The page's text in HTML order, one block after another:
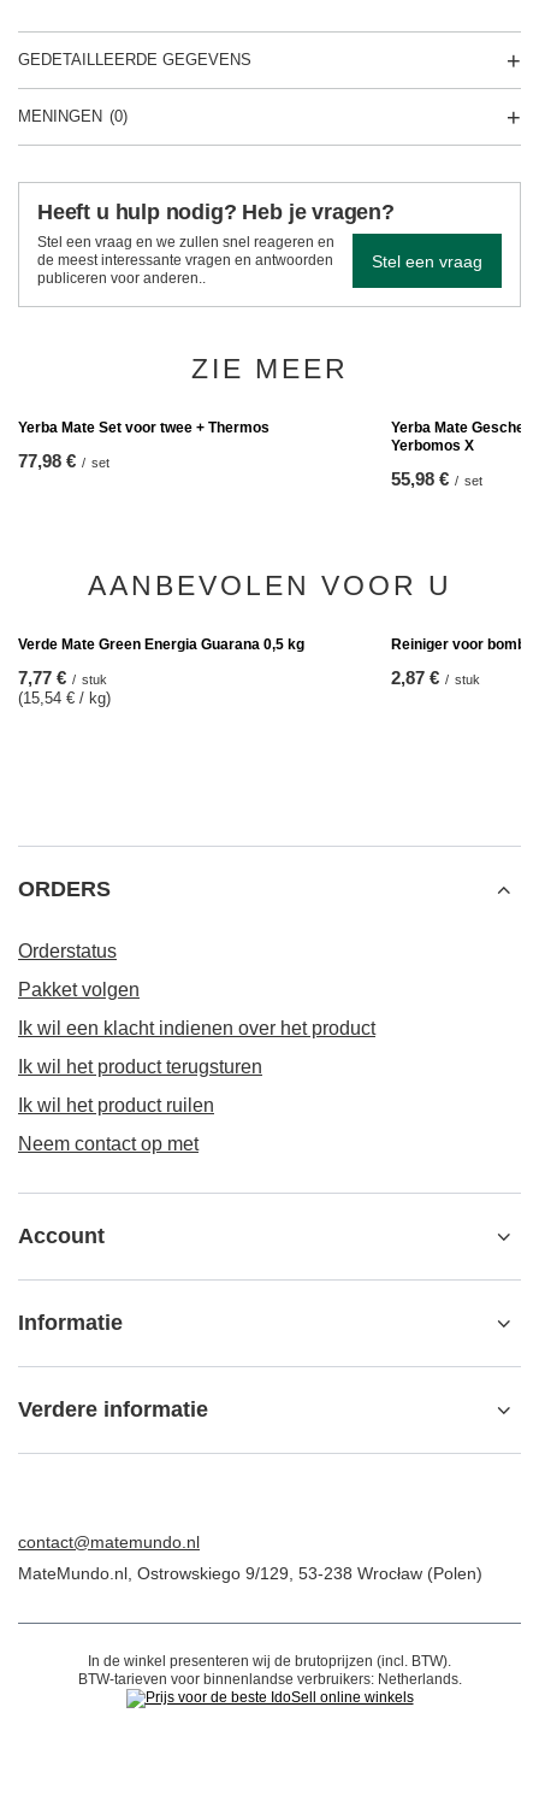
GEDETAILLEERDE GEGEVENS
MENINGEN (0)
Heeft u hulp nodig? Heb je vragen?
Stel een vraag en we zullen snel reageren en
de meest interessante vragen en antwoorden
publiceren voor anderen..
Stel een vraag
ZIE MEER
Yerba Mate Set voor twee + Thermos
77,98 € / set
Yerba Mate
Yerbomos X
55,98 € / set
(15,54 € / kg)
Reiniger voor
ORDERS
Ik wil het product ruilen
Neem contact op met
Account